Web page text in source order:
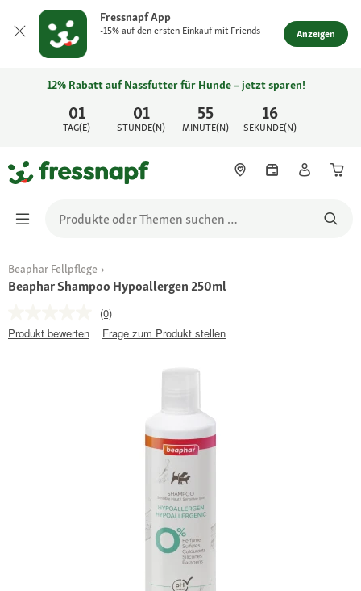
Fressnapf App
-15% auf den ersten Einkauf mit Friends Anzeigen
01
TAG(E)
01
STUNDE(N)
55
MINUTE(N)
16
SEKUNDE(N)
12% Rabatt auf Nassfutter für Hunde – jetztsparen!
Beaphar Fellpflege
Beaphar Shampoo Hypoallergen 250ml
(0)
Produkt bewerten
Frage zum Produkt stellen